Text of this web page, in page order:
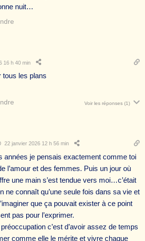
nuit…
16 h 40 min
tous les plans
Voir les réponses (1)
22 janvier 2026 12 h 56 min
années je pensais exactement comme toi
l’amour et des femmes. Puis un jour où
une main s’est tendue vers moi…c’était
ne connaît qu’une seule fois dans sa vie et
que ça pouvait exister à ce point
pas pour l’exprimer.
c’est d’avoir assez de temps
comme elle le mérite et vivre chaque